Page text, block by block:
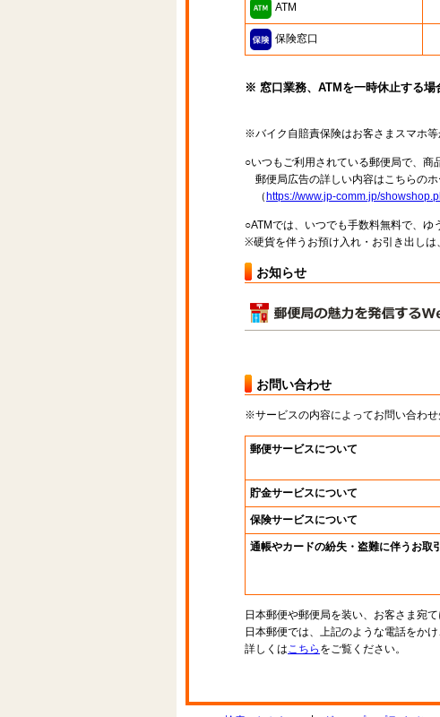
ATM
保険窓口
※ 窓口業務、ATMを一時休止する場
※バイク自賠責保険はお客さまスマホ等
○いつもご利用されている郵便局で、商
郵便局広告の詳しい内容はこちらのホ
（ https://www.jp-comm.jp/
○ATMでは、いつでも手数料無料で、ゆ
※硬貨を伴うお預け入れ・お引き出しは
お知らせ
お問い合わせ
※サービスの内容によってお問い合わせ
郵便サービスについて
貯金サービスについて
保険サービスについて
通帳やカードの紛失・盗難に伴うお取
日本郵便や郵便局を装い、お客さま宛
日本郵便では、上記のような電話をか
詳しくはこちら をご覧ください。